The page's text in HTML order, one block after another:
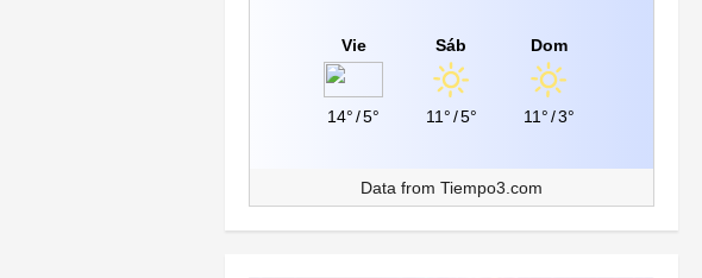
Vie
14° /5°
Sáb
11°/5°
Dom
11°/3°
Data from Tiempo3.com